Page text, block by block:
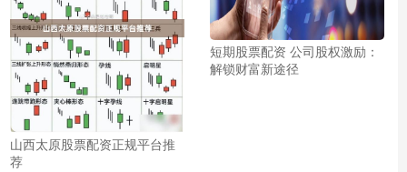
山西太原股票配资正规平台推
荐
短期股票配资 公司股权激励：
解锁财富新途径